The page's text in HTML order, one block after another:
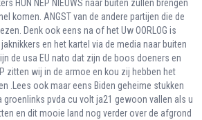
HUN NEP NIEUWS naar buiten zullen brengen
komen. ANGST van de andere partijen die de
Denk ook eens na of het Uw OORLOG is
en het kartel via de media naar buiten
de usa EU nato dat zijn de boos doeners en
zitten wij in de armoe en kou zij hebben het
.Lees ook maar eens Biden geheime stukken
groenlinks pvda cu volt ja21 gewoon vallen als u
en dit mooie land nog verder over de afgrond